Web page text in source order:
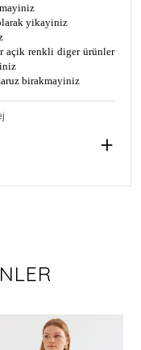
yikayiniz
açik renkli diger ürünler
birakmayiniz